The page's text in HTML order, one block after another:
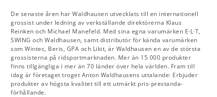
De senaste åren har Waldhausen utvecklats till en internationell
grossist under ledning av verkställande direktörerna Klaus
Reinken och Michael Manefeld. Med sina egna varumärken E·L·T,
SWING och Waldhausen, samt distributör för kända varumärken
som Wintec, Beris, GPA och Likit, är Waldhausen en av de största
grossisterna på ridsportmarknaden. Mer än 15 000 produkter
finns tillgängliga i mer än 70 länder över hela världen. Fram till
idag är företaget troget Anton Waldhausens uttalande: Erbjuder
produkter av högsta kvalitet till ett utmärkt pris-prestanda-
förhållande.